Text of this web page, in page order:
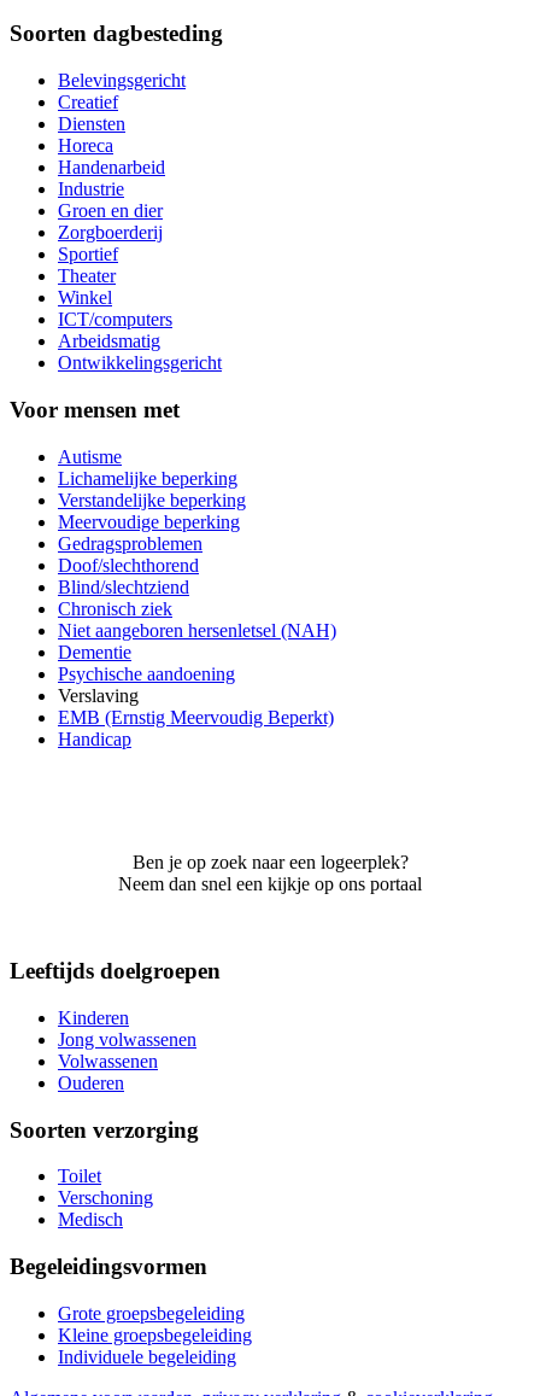
Soorten dagbesteding
Belevingsgericht
Creatief
Diensten
Horeca
Handenarbeid
Industrie
Groen en dier
Zorgboerderij
Sportief
Theater
Winkel
ICT/computers
Arbeidsmatig
Ontwikkelingsgericht
Voor mensen met
Autisme
Lichamelijke beperking
Verstandelijke beperking
Meervoudige beperking
Gedragsproblemen
Doof/slechthorend
Blind/slechtziend
Chronisch ziek
Niet aangeboren hersenletsel (NAH)
Dementie
Psychische aandoening
Verslaving
EMB (Ernstig Meervoudig Beperkt)
Handicap
Ben je op zoek naar een logeerplek?
Neem dan snel een kijkje op ons portaal
Leeftijds doelgroepen
Kinderen
Jong volwassenen
Volwassenen
Ouderen
Soorten verzorging
Toilet
Verschoning
Medisch
Begeleidingsvormen
Grote groepsbegeleiding
Kleine groepsbegeleiding
Individuele begeleiding